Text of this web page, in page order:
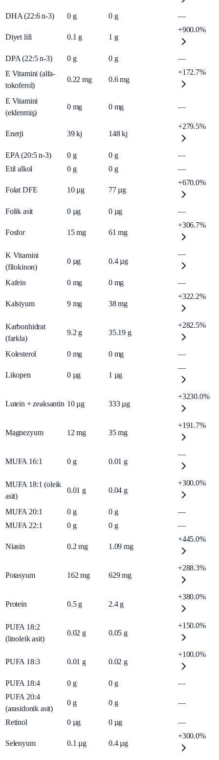
DHA (22:6 n-3) 0 g 0 g —
Diyet lifi 0.1 g 1 g
+900.0%
DPA (22:5 n-3) 0 g 0 g
—
E Vitamini (alfa-
tokoferol)
0.22 mg 0.6 mg
+172.7%
E Vitamini
(eklenmiş)
0 mg 0 mg —
Enerji 39 kj 148 kj
+279.5%
EPA (20:5 n-3) 0 g 0 g
—
Etil alkol
0 g 0 g —
Folat DFE 10 µg 77 µg
+670.0%
Folik asit 0 µg 0 µg —
Fosfor 15 mg 61 mg
+306.7%
K Vitamini
(filokinon)
0 µg 0.4 µg
—
Kafein 0 mg 0 mg —
Kalsiyum 9 mg 38 mg
+322.2%
Karbonhidrat
(farkla)
9.2 g 35.19 g
+282.5%
Kolesterol 0 mg 0 mg —
Likopen 0 µg 1 µg
—
Lutein + zeaksantin 10 µg 333 µg
+3230.0%
Magnezyum 12 mg 35 mg
+191.7%
MUFA 16:1 0 g 0.01 g
—
MUFA 18:1 (oleik
asit)
0.01 g 0.04 g
+300.0%
MUFA 20:1 0 g 0 g
—
MUFA 22:1
0 g 0 g —
Niasin 0.2 mg 1.09 mg
+445.0%
Potasyum 162 mg 629 mg
+288.3%
Protein 0.5 g 2.4 g
+380.0%
PUFA 18:2
(linoleik asit)
0.02 g 0.05 g
+150.0%
PUFA 18:3 0.01 g 0.02 g
+100.0%
PUFA 18:4 0 g 0 g
—
PUFA 20:4
(arasidonik asit)
0 g 0 g —
Retinol 0 µg 0 µg —
Selenyum 0.1 µg 0.4 µg
+300.0%